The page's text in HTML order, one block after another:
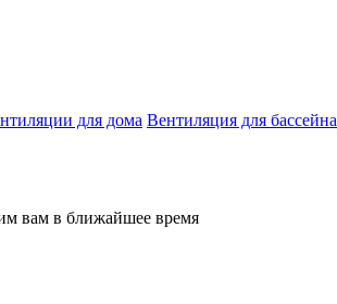
для дома Вентиляция для бассейна
вам в ближайшее время